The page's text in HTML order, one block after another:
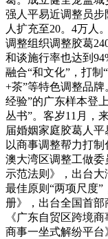
强人平易近调整员
人扩充至20。4万人
调整组织调整胶葛
和谈施行率也达到
融合“和文化”，打制
+茶”等特色调整品
经验”的广东样本登
丛书”。客岁11月，
届婚姻家庭胶葛人
以商事调整帮力打
澳大湾区调整工做
示范法则》，出台
最佳原则“两项尺度
册》，出台全国首
《广东自贸区跨境
商事一坐式解纷平台